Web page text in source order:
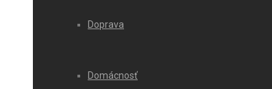
Doprava
Domácnosť